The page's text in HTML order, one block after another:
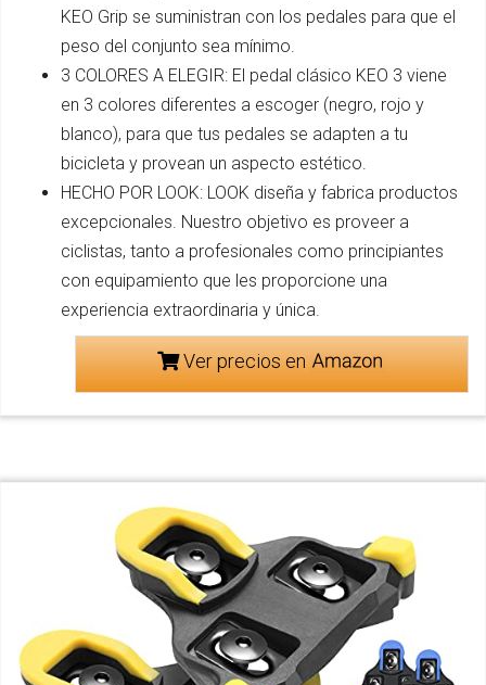
KEO Grip se suministran con los pedales para que el
peso del conjunto sea mínimo.
3 COLORES A ELEGIR: El pedal clásico KEO 3 viene
en 3 colores diferentes a escoger (negro, rojo y
blanco), para que tus pedales se adapten a tu
bicicleta y provean un aspecto estético.
HECHO POR LOOK: LOOK diseña y fabrica productos
excepcionales. Nuestro objetivo es proveer a
ciclistas, tanto a profesionales como principiantes
con equipamiento que les proporcione una
experiencia extraordinaria y única.
Ver precios en